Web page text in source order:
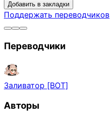
Добавить в закладки
Поддержать переводчиков
Переводчики
Заливатор [BOT]
Авторы